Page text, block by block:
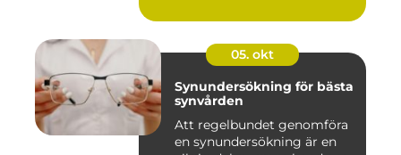
05. okt
Synundersökning för bästa
synvården
Att regelbundet genomföra
en synundersökning är en